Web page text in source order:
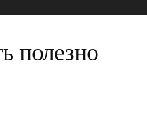
полезно